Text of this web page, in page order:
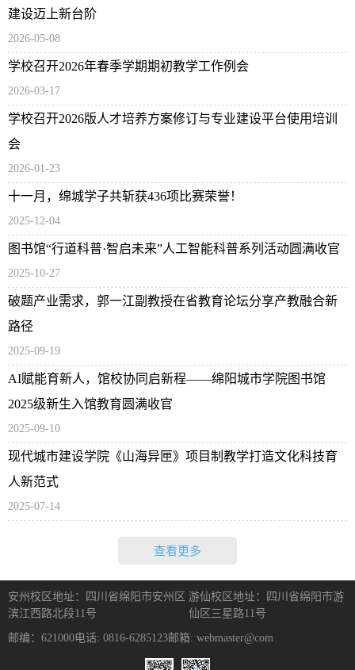
建设迈上新台阶
2026-05-08
学校召开2026年春季学期期初教学工作例会
2026-03-17
学校召开2026版人才培养方案修订与专业建设平台使用培训
会
2026-01-23
十一月，绵城学子共斩获436项比赛荣誉！
2025-12-04
图书馆“行道科普·智启未来”人工智能科普系列活动圆满收官
2025-10-27
破题产业需求，郭一江副教授在省教育论坛分享产教融合新
路径
2025-09-19
AI赋能育新人，馆校协同启新程——绵阳城市学院图书馆
2025级新生入馆教育圆满收官
2025-09-10
现代城市建设学院《山海异匣》项目制教学打造文化科技育
人新范式​
2025-07-14
查看更多
安州校区地址：四川省绵阳市安州区
滨江西路北段11号
游仙校区地址：四川省绵阳市游
仙区三星路11号
邮编：621000 电话: 0816-6285123邮箱: webmaster@com